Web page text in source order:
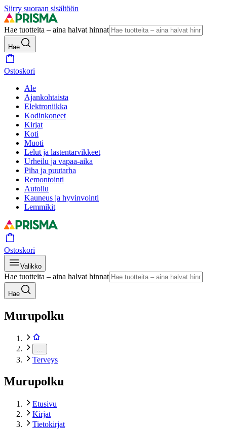
Siirry suoraan sisältöön
Hae tuotteita – aina halvat hinnat
Hae
Ostoskori
Ale
Ajankohtaista
Elektroniikka
Kodinkoneet
Kirjat
Koti
Muoti
Lelut ja lastentarvikkeet
Urheilu ja vapaa-aika
Piha ja puutarha
Remontointi
Autoilu
Kauneus ja hyvinvointi
Lemmikit
Ostoskori
Valikko
Hae tuotteita – aina halvat hinnat
Hae
Murupolku
Terveys
Murupolku
Etusivu
Kirjat
Tietokirjat